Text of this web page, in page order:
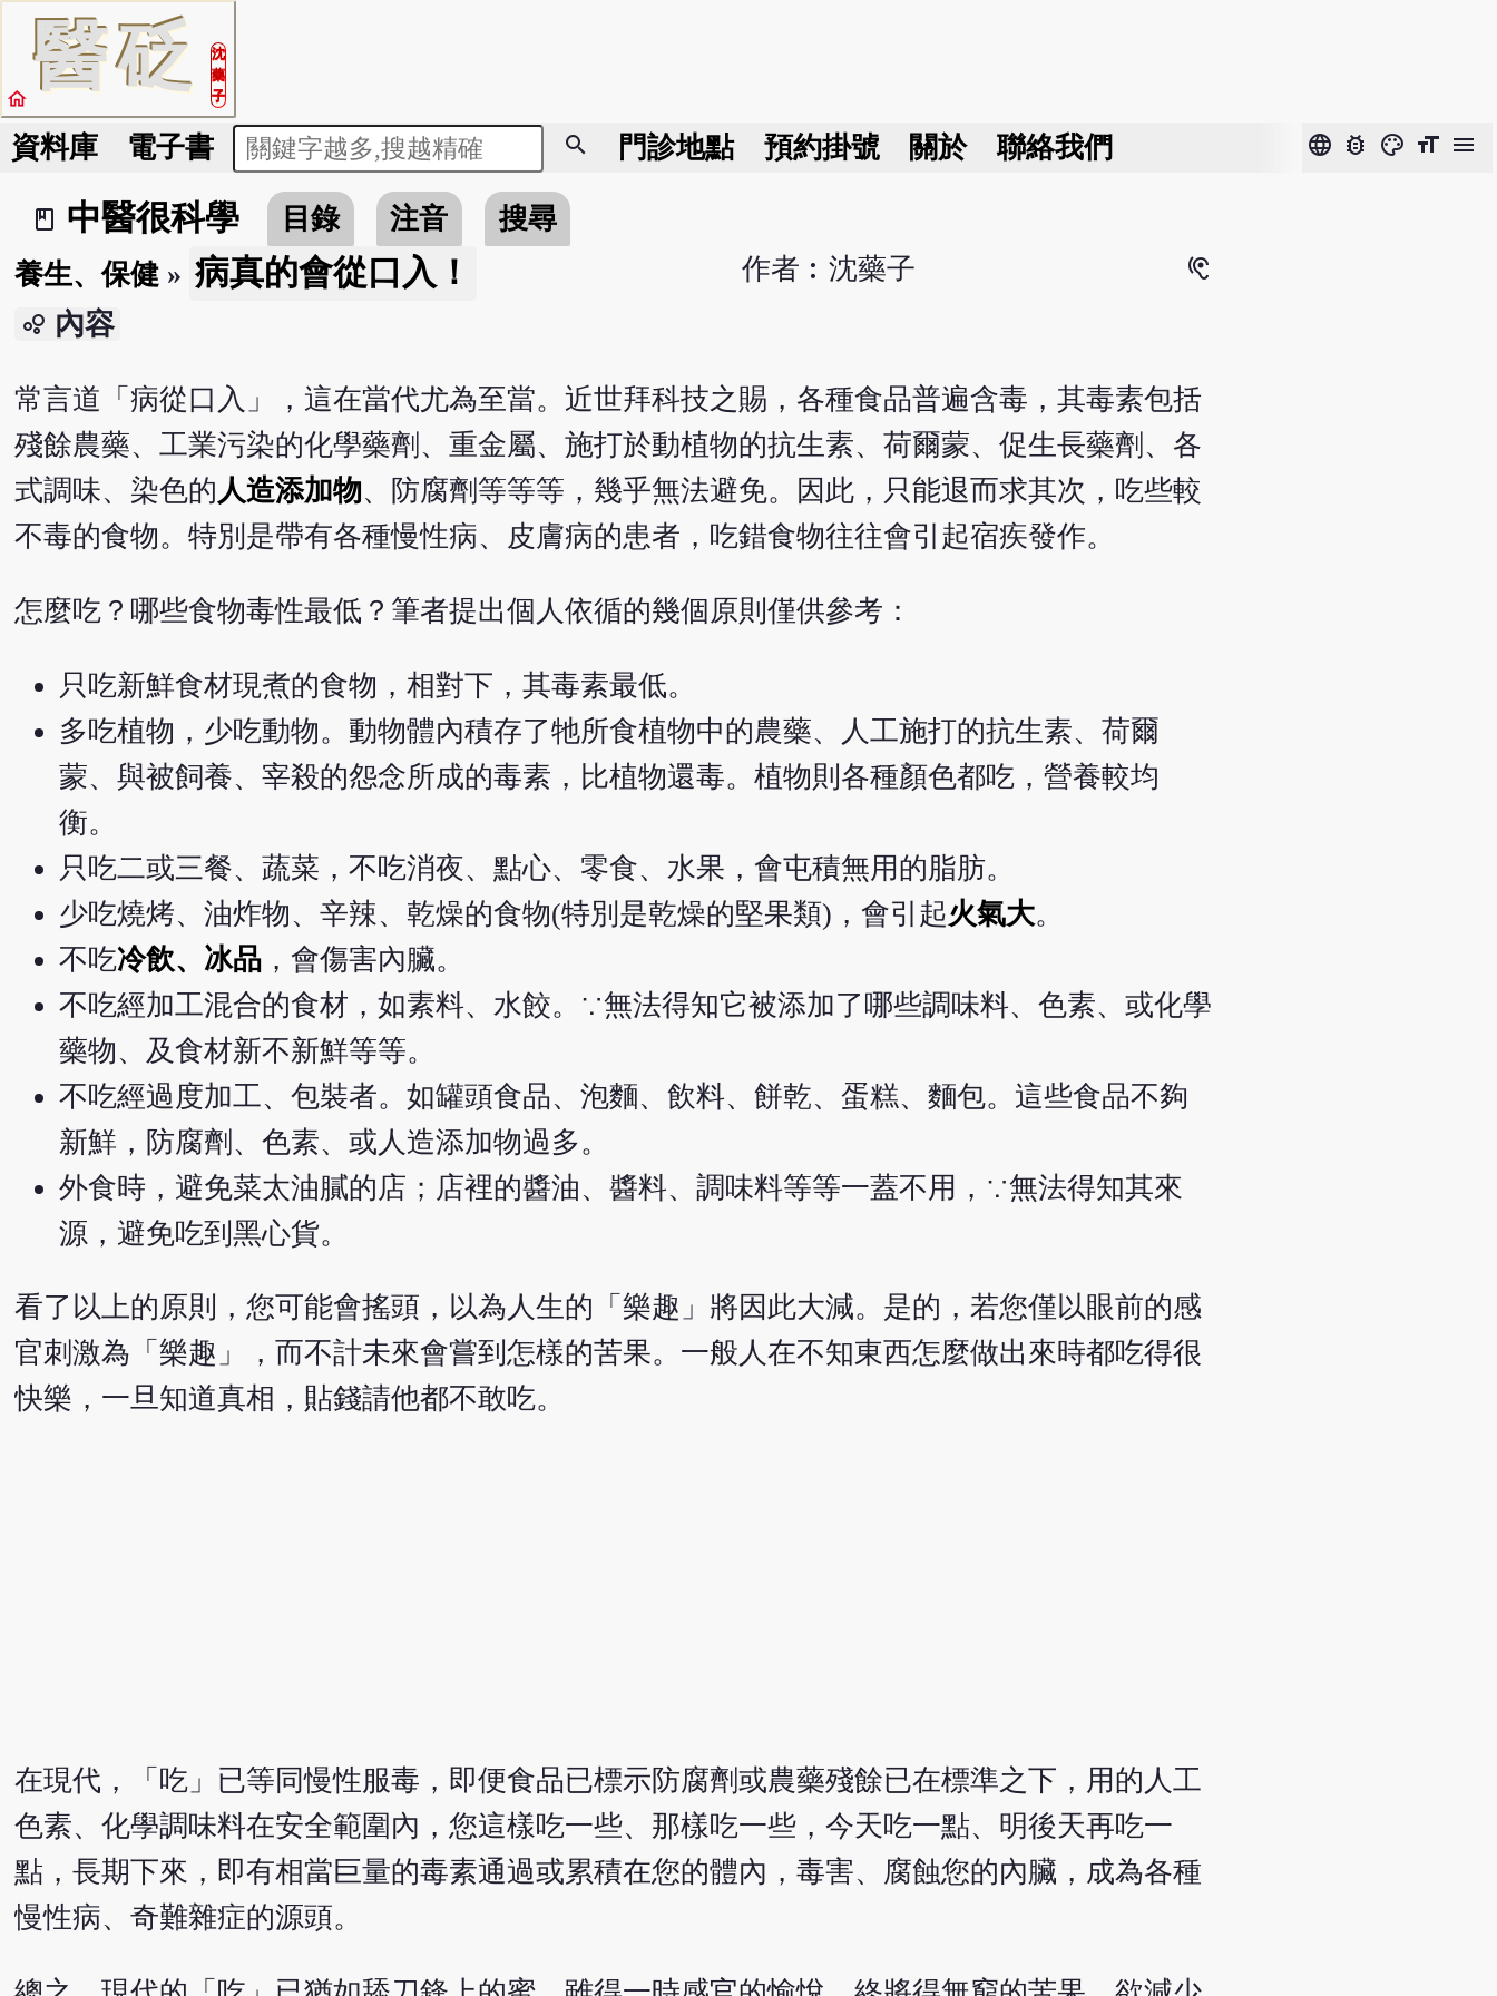
醫砭
沈
藥
子
home
資料庫 電子書 search 門診地點 預約掛號 關於 聯絡我們 language bug_report color_lens format_size menu
book_2
中醫很科學 目錄 注音
搜尋
養生、保健» 病真的會從口入！ 作者︰沈藥子 hearing
bubble_chart 內容
常言道「病從口入」，這在當代尤為至當。近世拜科技之賜，各種食品普遍含毒，其毒素包括
殘餘農藥、工業污染的化學藥劑、重金屬、施打於動植物的抗生素、荷爾蒙、促生長藥劑、各
式調味、染色的人造添加物、防腐劑等等等，幾乎無法避免。因此，只能退而求其次，吃些較
不毒的食物。特別是帶有各種慢性病、皮膚病的患者，吃錯食物往往會引起宿疾發作。
怎麼吃？哪些食物毒性最低？筆者提出個人依循的幾個原則僅供參考：
只吃新鮮食材現煮的食物，相對下，其毒素最低。
多吃植物，少吃動物。動物體內積存了牠所食植物中的農藥、人工施打的抗生素、荷爾
蒙、與被飼養、宰殺的怨念所成的毒素，比植物還毒。植物則各種顏色都吃，營養較均
衡。
只吃二或三餐、蔬菜，不吃消夜、點心、零食、水果，會屯積無用的脂肪。
少吃燒烤、油炸物、辛辣、乾燥的食物(特別是乾燥的堅果類)，會引起火氣大。
不吃冷飲、冰品，會傷害內臟。
不吃經加工混合的食材，如素料、水餃。∵無法得知它被添加了哪些調味料、色素、或化學
藥物、及食材新不新鮮等等。
不吃經過度加工、包裝者。如罐頭食品、泡麵、飲料、餅乾、蛋糕、麵包。這些食品不夠
新鮮，防腐劑、色素、或人造添加物過多。
外食時，避免菜太油膩的店；店裡的醬油、醬料、調味料等等一蓋不用，∵無法得知其來
源，避免吃到黑心貨。
看了以上的原則，您可能會搖頭，以為人生的「樂趣」將因此大減。是的，若您僅以眼前的感
官刺激為「樂趣」，而不計未來會嘗到怎樣的苦果。一般人在不知東西怎麼做出來時都吃得很
快樂，一旦知道真相，貼錢請他都不敢吃。
在現代，「吃」已等同慢性服毒，即便食品已標示防腐劑或農藥殘餘已在標準之下，用的人工
色素、化學調味料在安全範圍內，您這樣吃一些、那樣吃一些，今天吃一點、明後天再吃一
點，長期下來，即有相當巨量的毒素通過或累積在您的體內，毒害、腐蝕您的內臟，成為各種
慢性病、奇難雜症的源頭。